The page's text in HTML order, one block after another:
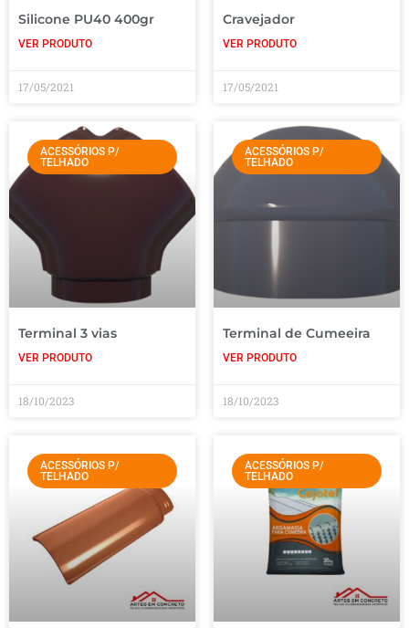
Silicone PU40 400gr
VER PRODUTO
17/05/2021
Cravejador
VER PRODUTO
17/05/2021
ACESSÓRIOS P/
TELHADO
Terminal 3 vias
VER PRODUTO
18/10/2023
ACESSÓRIOS P/
TELHADO
Terminal de Cumeeira
VER PRODUTO
18/10/2023
ACESSÓRIOS P/
TELHADO
ACESSÓRIOS P/
TELHADO